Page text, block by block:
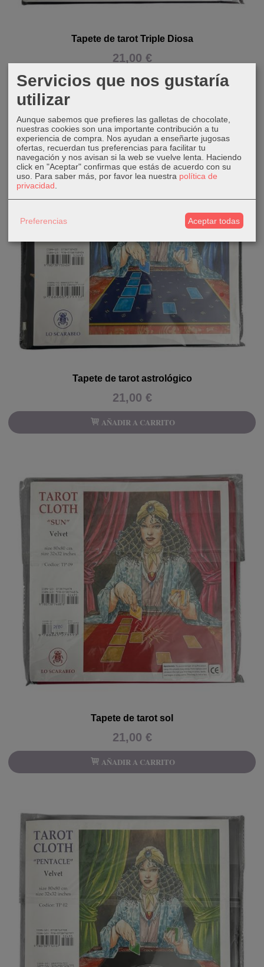
Tapete de tarot Triple Diosa
21,00 €
AÑADIR A CARRITO
Tapete de tarot astrológico
21,00 €
AÑADIR A CARRITO
Tapete de tarot sol
21,00 €
AÑADIR A CARRITO
Servicios que nos gustaría
utilizar
Aunque sabemos que prefieres las galletas de chocolate,
nuestras cookies son una importante contribución a tu
experiencia de compra. Nos ayudan a enseñarte jugosas
ofertas, recuerdan tus preferencias para facilitar tu
navegación y nos avisan si la web se vuelve lenta. Haciendo
click en "Aceptar" confirmas que estás de acuerdo con su
uso. Para saber más, por favor lea nuestra política de
privacidad
Preferencias Aceptar todas